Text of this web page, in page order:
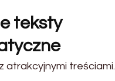
teksty
atrakcyjnymi treściami.